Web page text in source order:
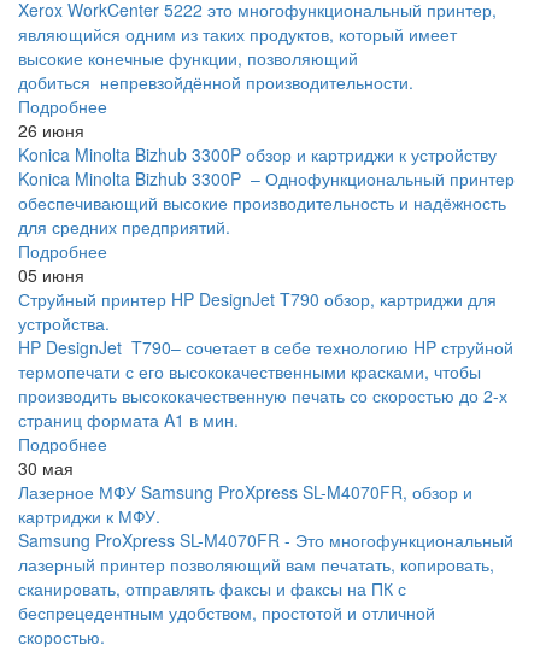
Xerox WorkCenter 5222 это многофункциональный принтер,
являющийся одним из таких продуктов, который имеет
высокие конечные функции, позволяющий
добиться непревзойдённой производительности.
Подробнее
26 июня
Konica Minolta Bizhub 3300P обзор и картриджи к устройству
Konica Minolta Bizhub 3300P – Однофункциональный принтер
обеспечивающий высокие производительность и надёжность
для средних предприятий.
Подробнее
05 июня
Струйный принтер HP DesignJet T790 обзор, картриджи для
устройства.
HP DesignJet T790– сочетает в себе технологию HP струйной
термопечати с его высококачественными красками, чтобы
производить высококачественную печать со скоростью до 2-х
страниц формата A1 в мин.
Подробнее
30 мая
Лазерное МФУ Samsung ProXpress SL-M4070FR, обзор и
картриджи к МФУ.
Samsung ProXpress SL-M4070FR - Это многофункциональный
лазерный принтер позволяющий вам печатать, копировать,
сканировать, отправлять факсы и факсы на ПК с
беспрецедентным удобством, простотой и отличной
скоростью.